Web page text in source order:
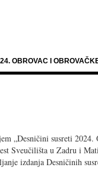
OBROVAC I
„Desničini susreti
Sveučilišta u Zadru i
izdanja Desničinih